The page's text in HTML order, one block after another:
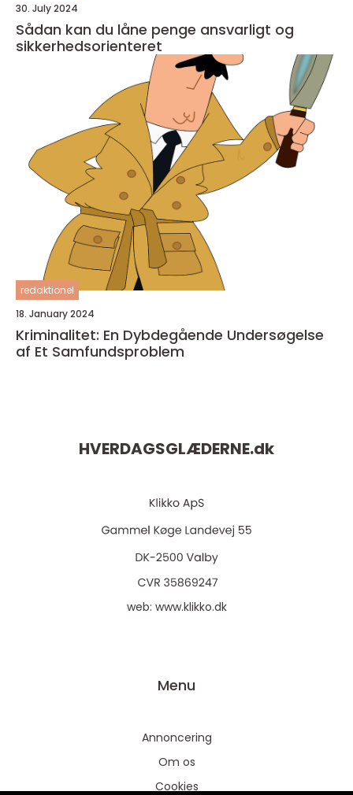
30. July 2024
Sådan kan du låne penge ansvarligt og
sikkerhedsorienteret
redaktionel
18. January 2024
Kriminalitet: En Dybdegående Undersøgelse
af Et Samfundsproblem
HVERDAGSGLÆDERNE.dk
web: www.klikko.dk
Menu
Annoncering
Om os
Cookies